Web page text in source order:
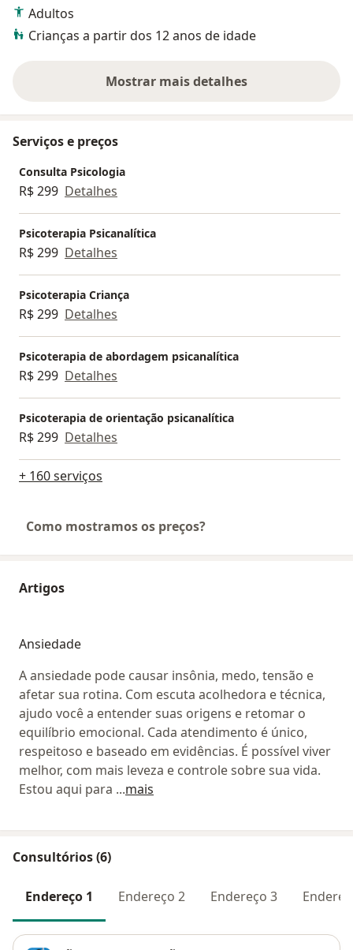
Adultos
Crianças a partir dos 12 anos de idade
Mostrar mais detalhes
sobre a experiência
Serviços e preços
Consulta Psicologia
R$ 299 Detalhes
Psicoterapia Psicanalítica
R$ 299 Detalhes
Psicoterapia Criança
R$ 299 Detalhes
Psicoterapia de abordagem psicanalítica
R$ 299 Detalhes
Psicoterapia de orientação psicanalítica
R$ 299 Detalhes
+ 160 serviços
Como mostramos os preços?
Artigos
Ansiedade
A ansiedade pode causar insônia, medo, tensão e
afetar sua rotina. Com escuta acolhedora e técnica,
ajudo você a entender suas origens e retomar o
equilíbrio emocional. Cada atendimento é único,
respeitoso e baseado em evidências. É possível viver
melhor, com mais leveza e controle sobre sua vida.
Estou aqui para ...mais
Consultórios (6)
Endereço 1 Endereço 2 Endereço 3